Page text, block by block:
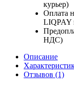
курьер)
Оплата
LIQPAY
НДС)
Описание
Отзывов (1)